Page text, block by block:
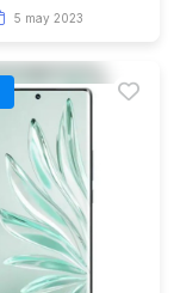
5 may 2023